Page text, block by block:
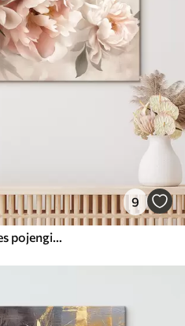
9
Abstraktne roosades toonides pojengide kimp